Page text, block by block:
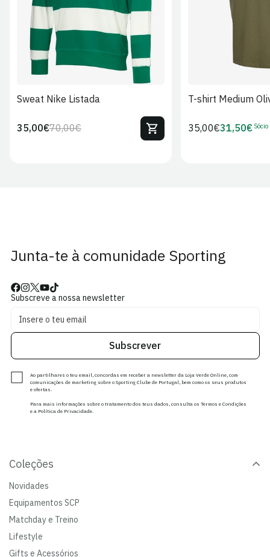
Sweat Nike Listada
Preço
70,00€Preço
35,00€
T-shirt Medium
Preço
35,00€Preço
31,50€ Sócio
Junta-te à comunidade Sporting
Subscreve a nossa newsletter
Subscrever
Ao partilhares o teu email, concordas em receber a newsletter da Loja Verde Online, com
comunicações de marketing sobre o Sporting Clube de Portugal, bem como os seus produtos
e ofertas.
Para mais informações sobre o tratamento dos teus dados, consulta os Termos e Condições
e a Política de Privacidade.
Coleções
Novidades
Equipamentos SCP
Matchday e Treino
Lifestyle
Gifts e Acessórios